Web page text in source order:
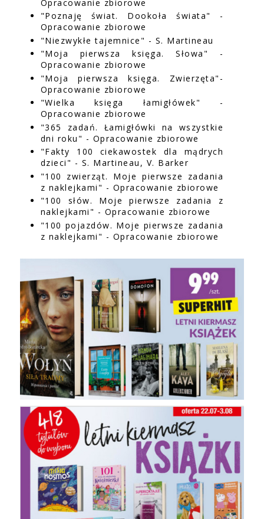
Opracowanie zbiorowe
"Poznaję świat. Dookoła świata" -
Opracowanie zbiorowe
"Niezwykłe tajemnice" - S. Martineau
"Moja pierwsza księga. Słowa" -
Opracowanie zbiorowe
"Moja pierwsza księga. Zwierzęta"-
Opracowanie zbiorowe
"Wielka księga łamigłówek" -
Opracowanie zbiorowe
"365 zadań. Łamigłówki na wszystkie
dni roku" - Opracowanie zbiorowe
"Fakty 100 ciekawostek dla mądrych
dzieci" - S. Martineau, V. Barker
"100 zwierząt. Moje pierwsze zadania
z naklejkami" - Opracowanie zbiorowe
"100 słów. Moje pierwsze zadania z
naklejkami" - Opracowanie zbiorowe
"100 pojazdów. Moje pierwsze zadania
z naklejkami" - Opracowanie zbiorowe